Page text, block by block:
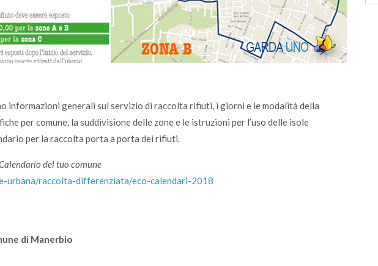
informazioni generali sul servizio di raccolta rifiuti, i giorni e le modalità della
per comune, la suddivisione delle zone e le istruzioni per l’uso delle isole
per la raccolta porta a porta dei rifiuti.
del tuo comune
urbana/raccolta-differenziata/eco-calendari-2018
di Manerbio